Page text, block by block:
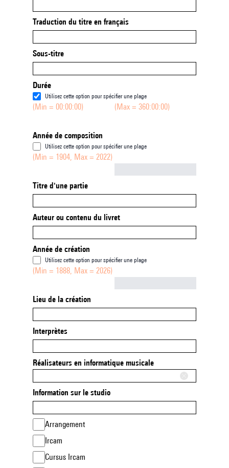
Traduction du titre en français
Sous-titre
Durée
Utilisez cette option pour spécifier une plage
(Min = 00:00:00) (Max = 360:00:00)
Année de composition
Utilisez cette option pour spécifier une plage
(Min = 1904, Max = 2022)
Titre d'une partie
Auteur ou contenu du livret
Année de création
Utilisez cette option pour spécifier une plage
(Min = 1888, Max = 2026)
Lieu de la création
Interprètes
Réalisateurs en informatique musicale
Information sur le studio
Arrangement
Ircam
Cursus Ircam